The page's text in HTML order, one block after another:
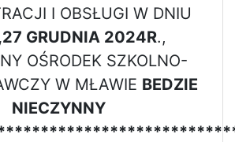
I OBSŁUGI W DNIU
GRUDNIA 2024R.,
OŚRODEK SZKOLNO-
W MŁAWIE BEDZIE
NIECZYNNY